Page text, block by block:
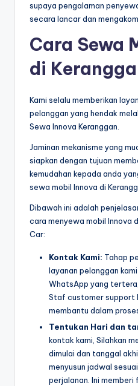
supaya pengalaman
secara lancar dan
Cara Sewa
di
Kami selalu memberikan
pelanggan yang hendak
Sewa Innova Keranggan.
Jaminan mekanisme yang
siapkan dengan tujuan
kemudahan kepada anda
sewa mobil Innova di
Dibawah ini adalah
cara menyewa mobil Innova
Car:
Kontak Kami: Tahap
layanan pelanggan
WhatsApp yang
Staf customer support
membantu dalam
Tentukan Hari dan
kontak kami, Silahkan
dimulai dan tanggal
menyusun jadwal
perjalanan. Ini